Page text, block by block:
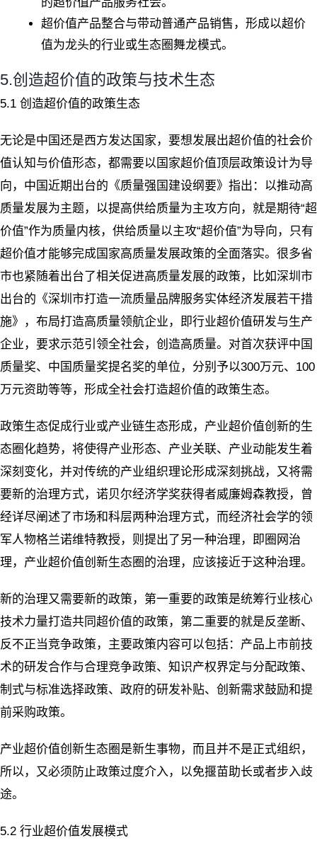
超价值产品整合与带动普通产品销售，形成以超价
值为龙头的行业或生态圈舞龙模式。
5.创造超价值的政策与技术生态
5.1 创造超价值的政策生态
无论是中国还是西方发达国家，要想发展出超价值的社会价
值认知与价值形态，都需要以国家超价值顶层政策设计为导
向，中国近期出台的《质量强国建设纲要》指出：以推动高
质量发展为主题，以提高供给质量为主攻方向，就是期待“超
价值”作为质量内核，供给质量以主攻“超价值”为导向，只有
超价值才能够完成国家高质量发展政策的全面落实。很多省
市也紧随着出台了相关促进高质量发展的政策，比如深圳市
出台的《深圳市打造一流质量品牌服务实体经济发展若干措
施》，布局打造高质量领航企业，即行业超价值研发与生产
企业，要求示范引领全社会，创造高质量。对首次获评中国
质量奖、中国质量奖提名奖的单位，分别予以300万元、100
万元资助等等，形成全社会打造超价值的政策生态。
政策生态促成行业或产业链生态形成，产业超价值创新的生
态圈化趋势，将使得产业形态、产业关联、产业动能发生着
深刻变化，并对传统的产业组织理论形成深刻挑战，又将需
要新的治理方式，诺贝尔经济学奖获得者威廉姆森教授，曾
经详尽阐述了市场和科层两种治理方式，而经济社会学的领
军人物格兰诺维特教授，则提出了另一种治理，即圈网治
理，产业超价值创新生态圈的治理，应该接近于这种治理。
新的治理又需要新的政策，第一重要的政策是统筹行业核心
技术力量打造共同超价值的政策，第二重要的就是反垄断、
反不正当竞争政策，主要政策内容可以包括：产品上市前技
术的研发合作与合理竞争政策、知识产权界定与分配政策、
制式与标准选择政策、政府的研发补贴、创新需求鼓励和提
前采购政策。
产业超价值创新生态圈是新生事物，而且并不是正式组织，
所以，又必须防止政策过度介入，以免揠苗助长或者步入歧
途。
5.2 行业超价值发展模式